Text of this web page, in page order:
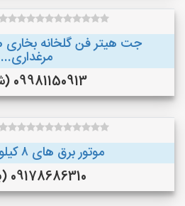
مرغداری...
09981150913 (شهرکرد)
موتور برق های ٨ کیلوات بنزینی
09178686310 (بوشهر)